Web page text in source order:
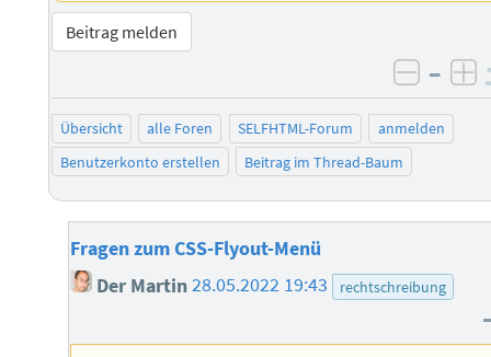
Beitrag melden
–
Übersicht alle Foren SELFHTML-Forum
anmelden
Benutzerkonto erstellen
Beitrag im Thread-Baum
Fragen zum CSS-Flyout-Menü
Der Martin28.05.2022 19:43 rechtschreibung